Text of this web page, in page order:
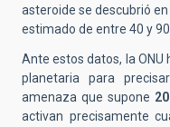
asteroide se descubrió
estimado de entre 40 y
Ante estos datos, la
planetaria para
amenaza que supone
activan precisamente